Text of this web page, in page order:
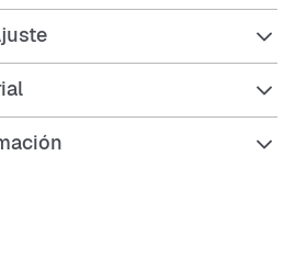
sin complicaciones.